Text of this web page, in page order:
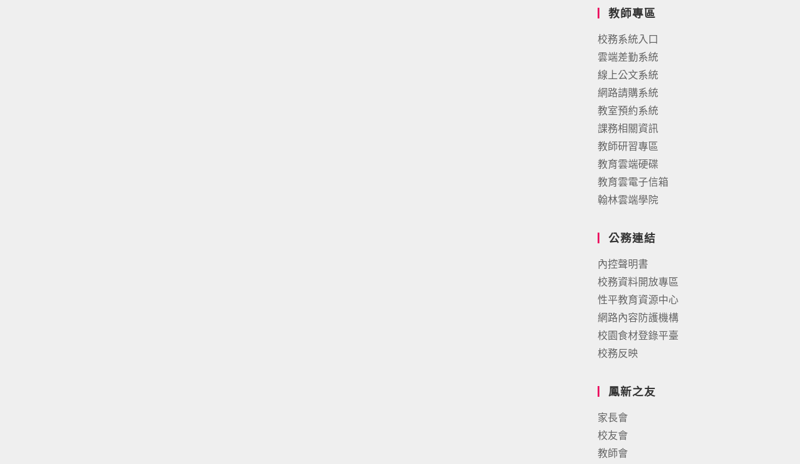
教師專區
校務系統入口
雲端差勤系統
線上公文系統
網路請購系統
教室預約系統
課務相關資訊
教師研習專區
教育雲端硬碟
教育雲電子信箱
翰林雲端學院
公務連結
內控聲明書
校務資料開放專區
性平教育資源中心
網路內容防護機構
校園食材登錄平臺
校務反映
鳳新之友
家長會
校友會
教師會